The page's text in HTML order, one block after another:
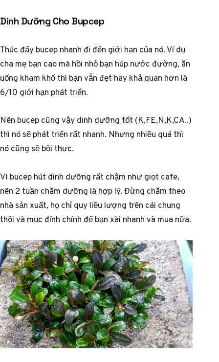
Dinh Dưỡng Cho Bupcep
Thúc đẩy bucep nhanh đi đến giới hạn của nó. Ví dụ
cha mẹ bạn cao mà hồi nhỏ bạn húp nước đường, ăn
uống kham khổ thì bạn vẫn đẹt hay khả quan hơn là
6/10 giới hạn phát triển.
Nên bucep cũng vậy dinh dưỡng tốt (K,FE,N,K,CA..)
thì nó sẽ phát triển rất nhanh. Nhưng nhiều quá thì
nó cũng sẽ bội thực.
Vì bucep hút dinh dưỡng rất chậm như giọt cafe,
nên 2 tuần chăm dưỡng là hợp lý. Đừng chăm theo
nhà sản xuất, họ chỉ quy liều lượng trên cái chung
thôi và mục đính chính để bạn xài nhanh và mua nữa.